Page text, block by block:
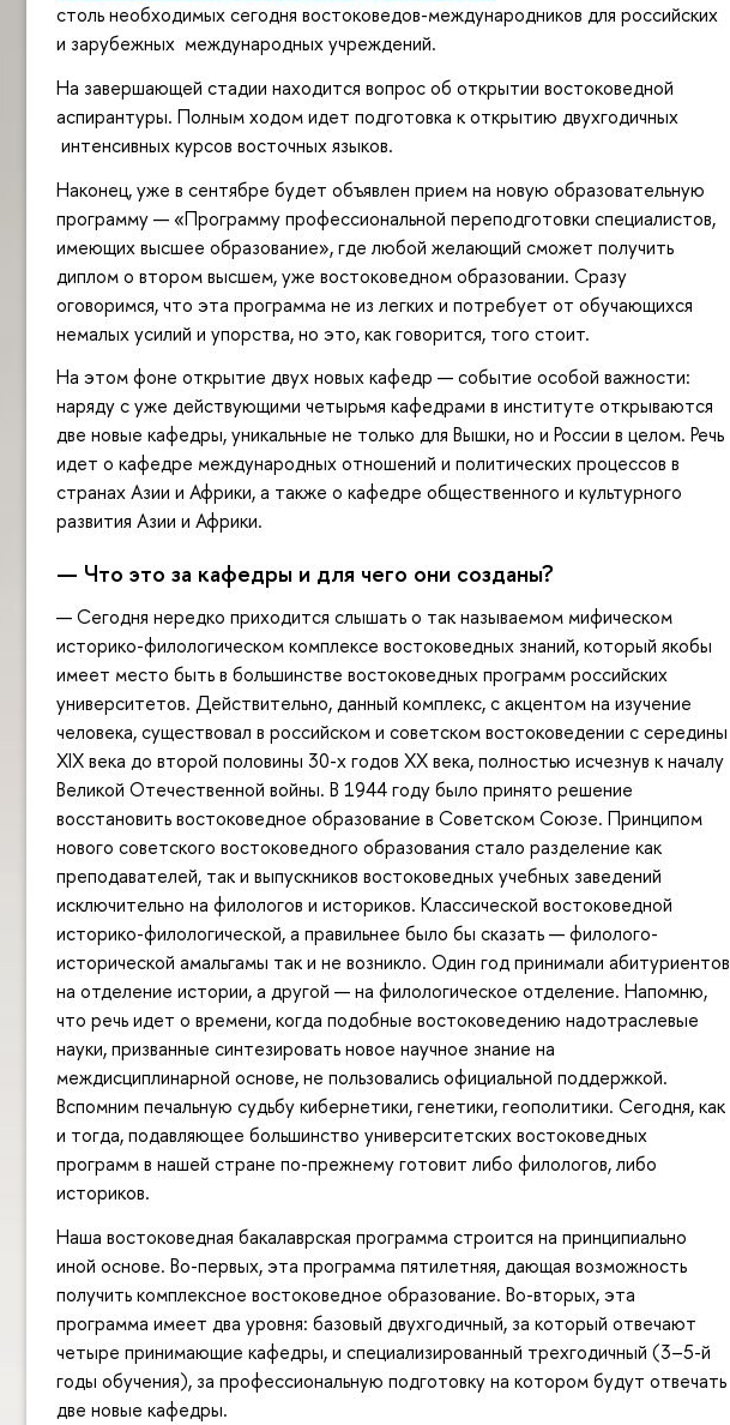
столь необходимых сегодня востоковедов-международников для российских
и зарубежных международных учреждений.
На завершающей стадии находится вопрос об открытии востоковедной
аспирантуры. Полным ходом идет подготовка к открытию двухгодичных
интенсивных курсов восточных языков.
Наконец, уже в сентябре будет объявлен прием на новую образовательную
программу — «Программу профессиональной переподготовки специалистов,
имеющих высшее образование», где любой желающий сможет получить
диплом о втором высшем, уже востоковедном образовании. Сразу
оговоримся, что эта программа не из легких и потребует от обучающихся
немалых усилий и упорства, но это, как говорится, того стоит.
На этом фоне открытие двух новых кафедр — событие особой важности:
наряду с уже действующими четырьмя кафедрами в институте открываются
две новые кафедры, уникальные не только для Вышки, но и России в целом. Речь
идет о кафедре международных отношений и политических процессов в
странах Азии и Африки, а также о кафедре общественного и культурного
развития Азии и Африки.
— Что это за кафедры и для чего они созданы?
— Сегодня нередко приходится слышать о так называемом мифическом
историко-филологическом комплексе востоковедных знаний, который якобы
имеет место быть в большинстве востоковедных программ российских
университетов. Действительно, данный комплекс, с акцентом на изучение
человека, существовал в российском и советском востоковедении с середины
XIX века до второй половины 30-х годов ХХ века, полностью исчезнув к началу
Великой Отечественной войны. В 1944 году было принято решение
восстановить востоковедное образование в Советском Союзе. Принципом
нового советского востоковедного образования стало разделение как
преподавателей, так и выпускников востоковедных учебных заведений
исключительно на филологов и историков. Классической востоковедной
историко-филологической, а правильнее было бы сказать — филолого-
исторической амальгамы так и не возникло. Один год принимали абитуриентов
на отделение истории, а другой — на филологическое отделение. Напомню,
что речь идет о времени, когда подобные востоковедению надотраслевые
науки, призванные синтезировать новое научное знание на
междисциплинарной основе, не пользовались официальной поддержкой.
Вспомним печальную судьбу кибернетики, генетики, геополитики. Сегодня, как
и тогда, подавляющее большинство университетских востоковедных
программ в нашей стране по-прежнему готовит либо филологов, либо
историков.
Наша востоковедная бакалаврская программа строится на принципиально
иной основе. Во-первых, эта программа пятилетняя, дающая возможность
получить комплексное востоковедное образование. Во-вторых, эта
программа имеет два уровня: базовый двухгодичный, за который отвечают
четыре принимающие кафедры, и специализированный трехгодичный (3–5-й
годы обучения), за профессиональную подготовку на котором будут отвечать
две новые кафедры.